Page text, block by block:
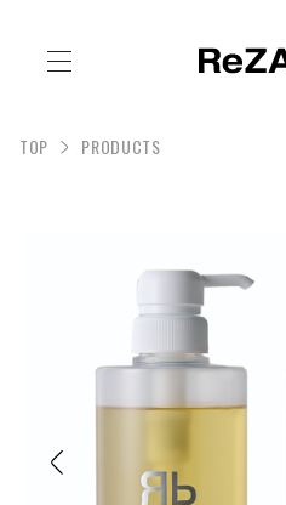
TOP PRODUCTS